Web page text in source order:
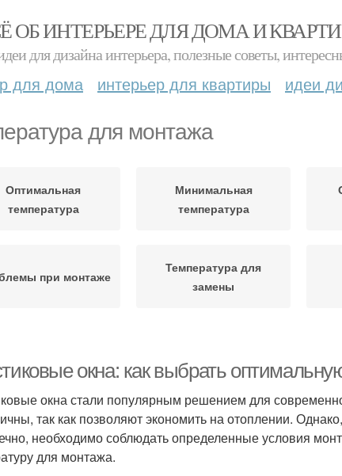
ОБ ИНТЕРЬЕРЕ ДЛЯ ДОМА И
для дизайна интерьера, полезные советы,
для дома интерьер для квартиры идеи
для монтажа
Оптимальная
температура
Минимальная
температура
при монтаже
Температура для
замены
окна: как выбрать
окна стали популярным решением для
так как позволяют экономить на отоплении.
необходимо соблюдать определенные условия
для монтажа.